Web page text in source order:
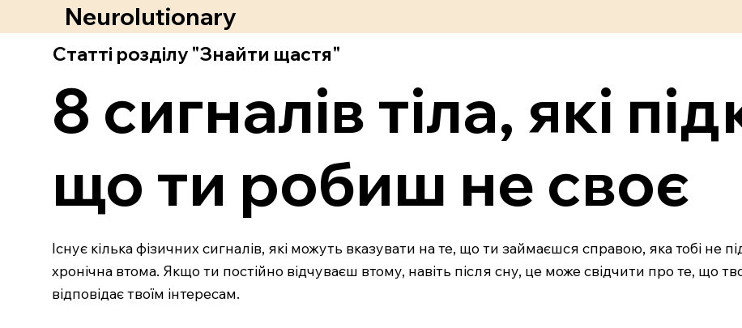
Neurolutionary
Статті розділу "Знайти щастя"
8 сигналів тіла, які
що ти робиш не своє
Існує кілька фізичних сигналів, які можуть вказувати на те, що ти займаєшся справою, яка тобі
хронічна втома. Якщо ти постійно відчуваєш втому, навіть після сну, це може свідчити про те, що
відповідає твоїм інтересам.